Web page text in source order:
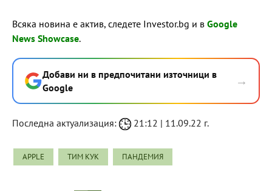
Всяка новина е актив, следете Investor.bg и в Google
News Showcase.
Добави ни в предпочитани източници в
Google
→
Последна актуализация: 21:12 | 11.09.22 г.
APPLE ТИМ КУК ПАНДЕМИЯ